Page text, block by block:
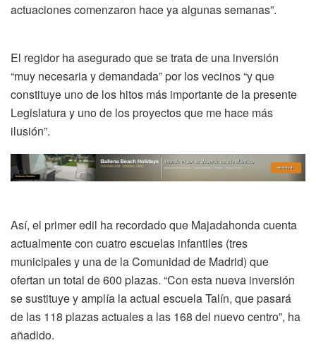
actuaciones comenzaron hace ya algunas semanas”.
El regidor ha asegurado que se trata de una inversión
“muy necesaria y demandada” por los vecinos “y que
constituye uno de los hitos más importante de la presente
Legislatura y uno de los proyectos que me hace más
ilusión”.
Así, el primer edil ha recordado que Majadahonda cuenta
actualmente con cuatro escuelas infantiles (tres
municipales y una de la Comunidad de Madrid) que
ofertan un total de 600 plazas. “Con esta nueva inversión
se sustituye y amplía la actual escuela Talín, que pasará
de las 118 plazas actuales a las 168 del nuevo centro”, ha
añadido.